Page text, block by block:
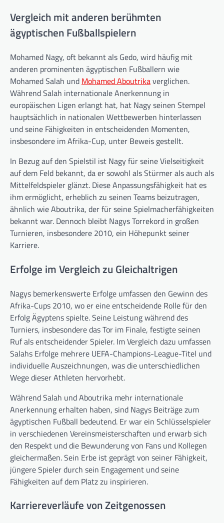
Vergleich mit anderen berühmten
ägyptischen Fußballspielern
Mohamed Nagy, oft bekannt als Gedo, wird häufig mit
anderen prominenten ägyptischen Fußballern wie
Mohamed Salah und Mohamed Aboutrikaverglichen.
Während Salah internationale Anerkennung in
europäischen Ligen erlangt hat, hat Nagy seinen Stempel
hauptsächlich in nationalen Wettbewerben hinterlassen
und seine Fähigkeiten in entscheidenden Momenten,
insbesondere im Afrika-Cup, unter Beweis gestellt.
In Bezug auf den Spielstil ist Nagy für seine Vielseitigkeit
auf dem Feld bekannt, da er sowohl als Stürmer als auch als
Mittelfeldspieler glänzt. Diese Anpassungsfähigkeit hat es
ihm ermöglicht, erheblich zu seinen Teams beizutragen,
ähnlich wie Aboutrika, der für seine Spielmacherfähigkeiten
bekannt war. Dennoch bleibt Nagys Torrekord in großen
Turnieren, insbesondere 2010, ein Höhepunkt seiner
Karriere.
Erfolge im Vergleich zu Gleichaltrigen
Nagys bemerkenswerte Erfolge umfassen den Gewinn des
Afrika-Cups 2010, wo er eine entscheidende Rolle für den
Erfolg Ägyptens spielte. Seine Leistung während des
Turniers, insbesondere das Tor im Finale, festigte seinen
Ruf als entscheidender Spieler. Im Vergleich dazu umfassen
Salahs Erfolge mehrere UEFA-Champions-League-Titel und
individuelle Auszeichnungen, was die unterschiedlichen
Wege dieser Athleten hervorhebt.
Während Salah und Aboutrika mehr internationale
Anerkennung erhalten haben, sind Nagys Beiträge zum
ägyptischen Fußball bedeutend. Er war ein Schlüsselspieler
in verschiedenen Vereinsmeisterschaften und erwarb sich
den Respekt und die Bewunderung von Fans und Kollegen
gleichermaßen. Sein Erbe ist geprägt von seiner Fähigkeit,
jüngere Spieler durch sein Engagement und seine
Fähigkeiten auf dem Platz zu inspirieren.
Karriereverläufe von Zeitgenossen